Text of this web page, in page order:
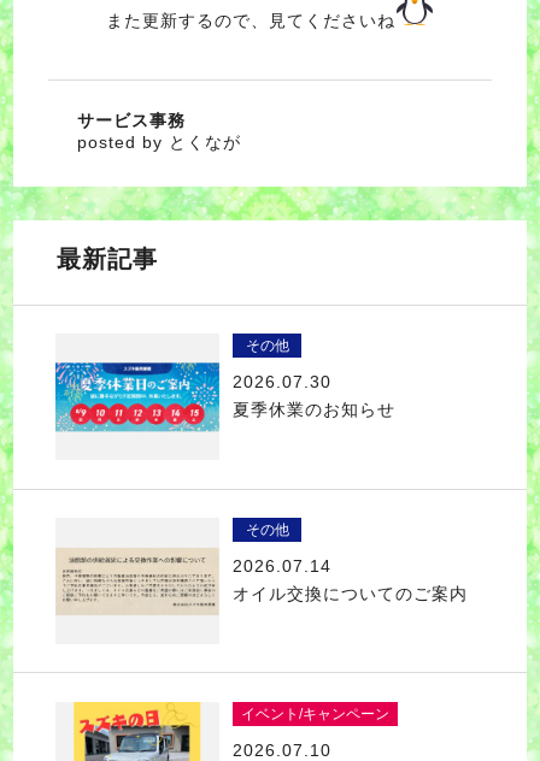
また更新するので、見てくださいね
サービス事務
posted by とくなが
最新記事
その他
2026.07.30
夏季休業のお知らせ
その他
2026.07.14
オイル交換についてのご案内
イベント/キャンペーン
2026.07.10